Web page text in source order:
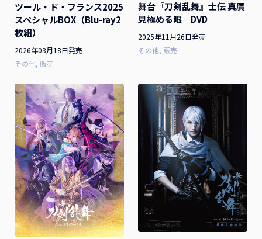
ツール・ド・フランス2025
スペシャルBOX（Blu-ray2
枚組）
2026年03月18日発売
その他 販売
舞台『刀剣乱舞』士伝 真贋
見極める眼 DVD
2025年11月26日発売
その他 販売